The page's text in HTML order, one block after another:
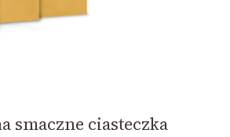
smaczne ciasteczka